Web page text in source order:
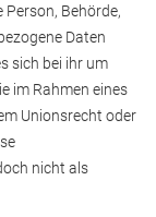
Behörde,
Daten
sich bei ihr um
im Rahmen eines
Unionsrecht oder
nicht als